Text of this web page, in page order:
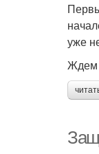
уже
Ждем